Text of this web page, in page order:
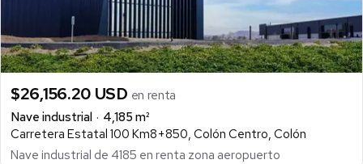
$26,156.20 USD en renta
Nave industrial
4,185 m²
Carretera Estatal 100 Km8+850, Colón Centro, Colón
Nave industrial de 4185 en renta zona aeropuerto